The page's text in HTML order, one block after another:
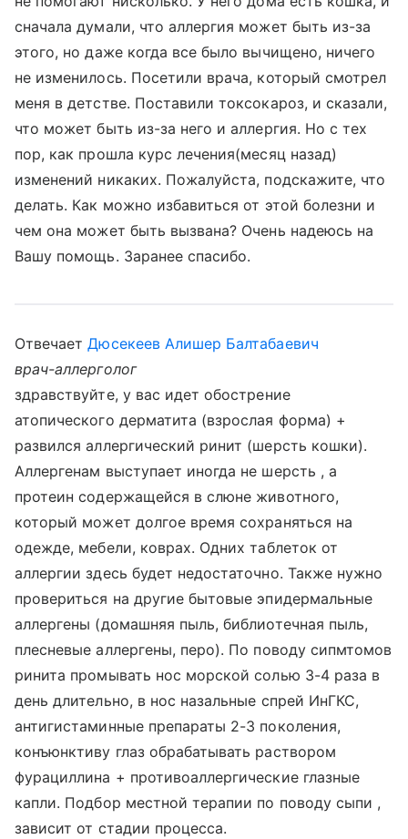
сначала думали, что аллергия может быть из-за
этого, но даже когда все было вычищено, ничего
не изменилось. Посетили врача, который смотрел
меня в детстве. Поставили токсокароз, и сказали,
что может быть из-за него и аллергия. Но с тех
пор, как прошла курс лечения(месяц назад)
изменений никаких. Пожалуйста, подскажите, что
делать. Как можно избавиться от этой болезни и
чем она может быть вызвана? Очень надеюсь на
Вашу помощь. Заранее спасибо.
ОтвечаетДюсекеев Алишер Балтабаевич
врач-аллерголог
здравствуйте, у вас идет обострение
атопического дерматита (взрослая форма) +
развился аллергический ринит (шерсть кошки).
Аллергенам выступает иногда не шерсть , а
протеин содержащейся в слюне животного,
который может долгое время сохраняться на
одежде, мебели, коврах. Одних таблеток от
аллергии здесь будет недостаточно. Также нужно
провериться на другие бытовые эпидермальные
аллергены (домашняя пыль, библиотечная пыль,
плесневые аллергены, перо). По поводу сипмтомов
ринита промывать нос морской солью 3-4 раза в
день длительно, в нос назальные спрей ИнГКС,
антигистаминные препараты 2-3 поколения,
конъюнктиву глаз обрабатывать раствором
фурациллина + противоаллергические глазные
капли. Подбор местной терапии по поводу сыпи ,
зависит от стадии процесса.